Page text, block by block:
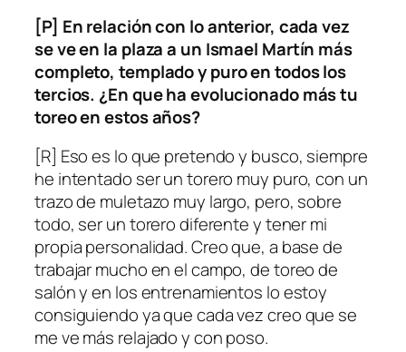
[P] En relación con lo anterior, cada vez
se ve en la plaza a un Ismael Martín más
completo, templado y puro en todos los
tercios. ¿En que ha evolucionado más tu
toreo en estos años?
[R] Eso es lo que pretendo y busco, siempre
he intentado ser un torero muy puro, con un
trazo de muletazo muy largo, pero, sobre
todo, ser un torero diferente y tener mi
propia personalidad. Creo que, a base de
trabajar mucho en el campo, de toreo de
salón y en los entrenamientos lo estoy
consiguiendo ya que cada vez creo que se
me ve más relajado y con poso.